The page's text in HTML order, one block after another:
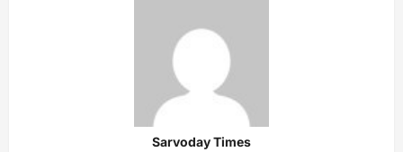
Sarvoday Times